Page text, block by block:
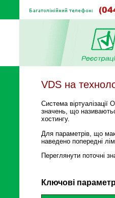
VDS на
Система
значень, що
хостингу.
Для параметрів, що
наведено попередні
Переглянути поточні
Ключові